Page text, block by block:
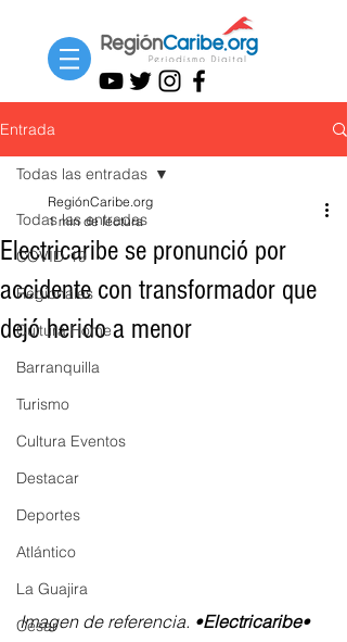
Entrada
Todas las entradas
COVID-19
Regionales
Cultura Home
Barranquilla
Turismo
Cultura Eventos
Destacar
Deportes
Atlántico
La Guajira
Cesar
Todas las entradas
Electricaribe se pronunció por
accidente con transformador que
dejó herido a menor
RegiónCaribe.org
1 min de lectura
Imagen de referencia. •Electricaribe•